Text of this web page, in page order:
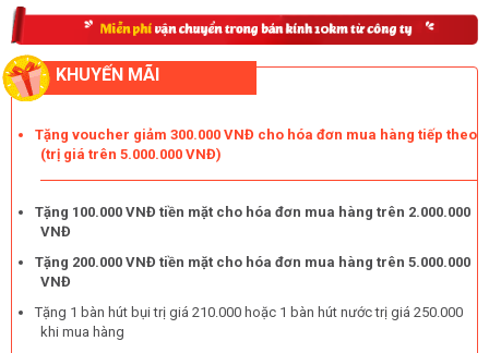
KHUYẾN MÃI
Tặng voucher giảm 300.000 VNĐ cho hóa đơn mua hàng tiếp theo
(trị giá trên 5.000.000 VNĐ)
Tặng 100.000 VNĐ tiền mặt cho hóa đơn mua hàng trên 2.000.000
VNĐ
Tặng 200.000 VNĐ tiền mặt cho hóa đơn mua hàng trên 5.000.000
VNĐ
Tặng 1 bàn hút bụi trị giá 210.000 hoặc 1 bàn hút nước trị giá 250.000
khi mua hàng